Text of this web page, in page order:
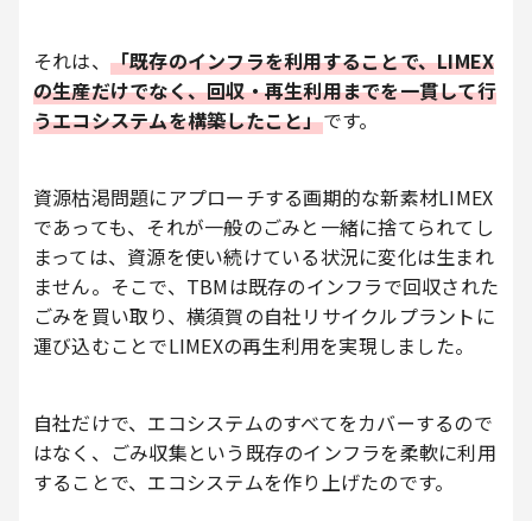
それは、 「既存のインフラを利用することで、LIMEX
の生産だけでなく、回収・再生利用までを一貫して行
うエコシステムを構築したこと」です。
資源枯渇問題にアプローチする画期的な新素材LIMEX
であっても、それが一般のごみと一緒に捨てられてし
まっては、資源を使い続けている状況に変化は生まれ
ません。そこで、TBMは既存のインフラで回収された
ごみを買い取り、横須賀の自社リサイクルプラントに
運び込むことでLIMEXの再生利用を実現しました。
自社だけで、エコシステムのすべてをカバーするので
はなく、ごみ収集という既存のインフラを柔軟に利用
することで、エコシステムを作り上げたのです。